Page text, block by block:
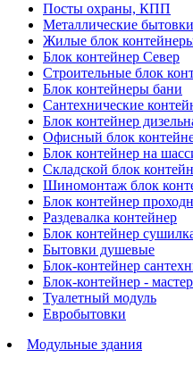
Посты охраны, КПП
Металлические бытовки
Жилые блок
Блок контейнер Север
Строительные блок
Блок контейнеры бани
Сантехнические
Блок контейнер
Офисный блок
Блок контейнер на
Складской блок
Шиномонтаж блок
Блок контейнер
Раздевалка контейнер
Блок контейнер
Бытовки душевые
Блок-контейнер
Блок-контейнер -
Туалетный модуль
Евробытовки
Модульные здания